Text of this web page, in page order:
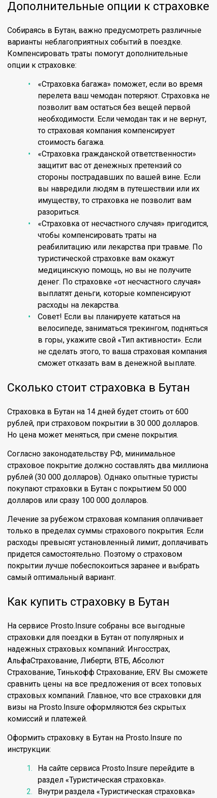
Дополнительные опции к страховке
Собираясь в Бутан, важно предусмотреть различные
варианты неблагоприятных событий в поездке.
Компенсировать траты помогут дополнительные
опции к страховке:
«Страховка багажа» поможет, если во время
перелета ваш чемодан потеряют. Страховка не
позволит вам остаться без вещей первой
необходимости. Если чемодан так и не вернут,
то страховая компания компенсирует
стоимость багажа.
«Страховка гражданской ответственности»
защитит вас от денежных претензий со
стороны пострадавших по вашей вине. Если
вы навредили людям в путешествии или их
имуществу, то страховка не позволит вам
разориться.
«Страховка от несчастного случая» пригодится,
чтобы компенсировать траты на
реабилитацию или лекарства при травме. По
туристической страховке вам окажут
медицинскую помощь, но вы не получите
денег. По страховке «от несчастного случая»
выплатят деньги, которые компенсируют
расходы на лекарства.
Совет! Если вы планируете кататься на
велосипеде, заниматься трекингом, подняться
в горы, укажите свой «Тип активности». Если
не сделать этого, то ваша страховая компания
сможет отказать вам в денежной выплате.
Сколько стоит страховка в Бутан
Страховка в Бутан на 14 дней будет стоить от 600
рублей, при страховом покрытии в 30 000 долларов.
Но цена может меняться, при смене покрытия.
Согласно законодательству РФ, минимальное
страховое покрытие должно составлять два миллиона
рублей (30 000 долларов). Однако опытные туристы
покупают страховки в Бутан с покрытием 50 000
долларов или сразу 100 000 долларов.
Лечение за рубежом страховая компания оплачивает
только в пределах суммы страхового покрытия. Если
расходы превысят установленный лимит, доплачивать
придется самостоятельно. Поэтому о страховом
покрытии лучше побеспокоиться заранее и выбрать
самый оптимальный вариант.
Как купить страховку в Бутан
На сервисе Prosto.Insure собраны все выгодные
страховки для поездки в Бутан от популярных и
надежных страховых компаний: Ингосстрах,
АльфаСтрахование, Либерти, ВТБ, Абсолют
Страхование, Тинькофф Страхование, ERV. Вы сможете
сравнить цены на все предложения от всех топовых
страховых компаний. Главное, что все страховки для
визы на Prosto.Insure оформляются без скрытых
комиссий и платежей.
Оформить страховку в Бутан на Prosto.Insure по
инструкции:
На сайте сервиса Prosto.Insure перейдите в
раздел «Туристическая страховка».
Внутри раздела «Туристическая страховка»